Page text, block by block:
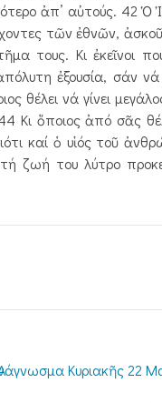
ἀπ’ αὐτούς. 42 Ὁ
τῶν ἐθνῶν,
τους. Κι ἐκεῖνοι
ἐξουσία, σάν
θέλει νά γίνει
Κι ὅποιος ἀπό σᾶς
καί ὁ υἱός τοῦ
ζωή του λύτρο
Κυριακῆς 22